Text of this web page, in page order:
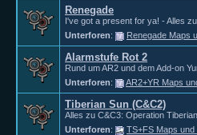
Renegade
I've got a present for ya! - Alles
Unterforen: Renegade Maps
Alarmstufe Rot 2
Rund um AR2 und dem Add-on
Unterforen: AR2+YR Maps
Tiberian Sun (C&C2)
Alles zu C&C3: Operation
Unterforen: TS+FS Maps und